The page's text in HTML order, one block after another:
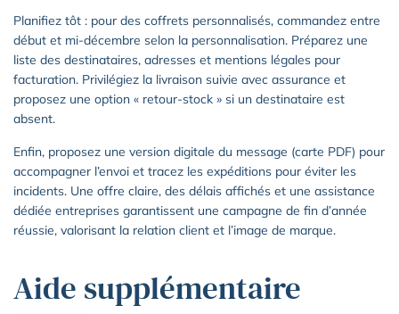
Planifiez tôt : pour des coffrets personnalisés, commandez entre
début et mi-décembre selon la personnalisation. Préparez une
liste des destinataires, adresses et mentions légales pour
facturation. Privilégiez la livraison suivie avec assurance et
proposez une option « retour-stock » si un destinataire est
absent.
Enfin, proposez une version digitale du message (carte PDF) pour
accompagner l’envoi et tracez les expéditions pour éviter les
incidents. Une offre claire, des délais affichés et une assistance
dédiée entreprises garantissent une campagne de fin d’année
réussie, valorisant la relation client et l’image de marque.
Aide supplémentaire